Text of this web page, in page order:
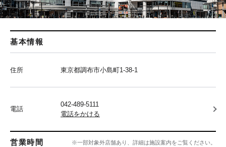
基本情報
住所 東京都調布市小島町1-38-1
電話
042-489-5111
電話をかける
営業時間 ※一部対象外店舗あり、詳細は施設案内をご覧ください。